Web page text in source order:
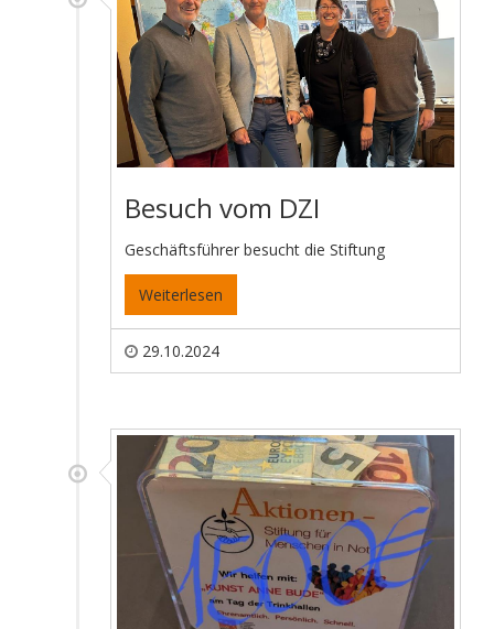
Besuch vom DZI
Geschäftsführer besucht die Stiftung
Weiterlesen
29.10.2024